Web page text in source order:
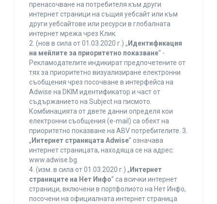
пренасочване на потребителя към други
интернет страници на същия уебсайт или към
други уебсайтове или ресурси в глобалната
интернет мрежа чрез Клик.
2. (нов в сила от 01.03.2020 г.) „ Идентификация
на мейлите за приоритетно показване“ -
Рекламодателите индикират предпочетените от
тях за приоритетно визуализиране електронни
съобщения чрез посочване в интерфейса на
Adwise на DKIM идентификатор и част от
съдържанието на Subject на писмото.
Комбинацията от двете данни определя кои
електронни съобщения (e-mail) са обект на
приоритетно показване на ABV потребителите. 3.
„ Интернет страницата Adwise” означава
интернет страницата, находяща се на адрес:
www.adwise.bg.
4. (изм. в сила от 01.03.2020 г.) „ Интернет
страниците на Нет Инфо” са всички интернет
страници, включени в портфолиото на Нет Инфо,
посочени на официалната интернет страница